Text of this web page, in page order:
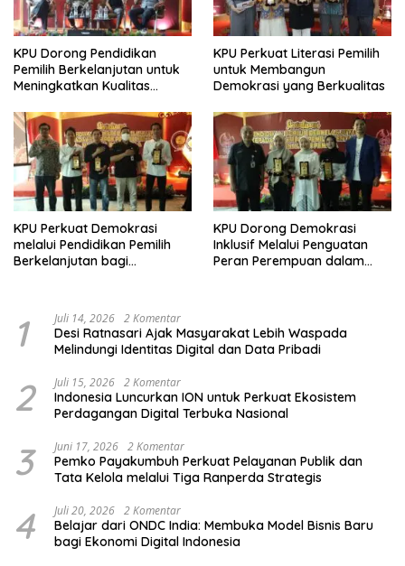
KPU Dorong Pendidikan
Pemilih Berkelanjutan untuk
Meningkatkan Kualitas
KPU Perkuat Literasi Pemilih
untuk Membangun
Demokrasi yang Berkualitas
KPU Perkuat Demokrasi
melalui Pendidikan Pemilih
Berkelanjutan bagi
KPU Dorong Demokrasi
Inklusif Melalui Penguatan
Peran Perempuan dalam
1 Juli 14, 2026 2 Komentar
Desi Ratnasari Ajak Masyarakat Lebih Waspada
Melindungi Identitas Digital dan Data Pribadi
2 Juli 15, 2026 2 Komentar
Indonesia Luncurkan ION untuk Perkuat Ekosistem
Perdagangan Digital Terbuka Nasional
3 Juni 17, 2026 2 Komentar
Pemko Payakumbuh Perkuat Pelayanan Publik dan
Tata Kelola melalui Tiga Ranperda Strategis
4 Juli 20, 2026 2 Komentar
Belajar dari ONDC India: Membuka Model Bisnis Baru
bagi Ekonomi Digital Indonesia